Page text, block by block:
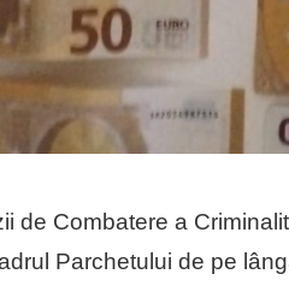
de Combatere a
Parchetului de pe